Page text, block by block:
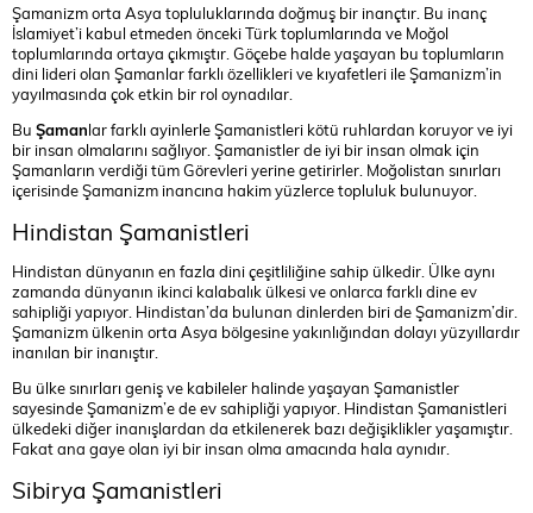
Şamanizm orta Asya topluluklarında doğmuş bir inançtır. Bu inanç
İslamiyet’i kabul etmeden önceki Türk toplumlarında ve Moğol
toplumlarında ortaya çıkmıştır. Göçebe halde yaşayan bu toplumların
dini lideri olan Şamanlar farklı özellikleri ve kıyafetleri ile Şamanizm’in
yayılmasında çok etkin bir rol oynadılar.
Bu Şamanlar farklı ayinlerle Şamanistleri kötü ruhlardan koruyor ve iyi
bir insan olmalarını sağlıyor. Şamanistler de iyi bir insan olmak için
Şamanların verdiği tüm Görevleri yerine getirirler. Moğolistan sınırları
içerisinde Şamanizm inancına hakim yüzlerce topluluk bulunuyor.
Hindistan Şamanistleri
Hindistan dünyanın en fazla dini çeşitliliğine sahip ülkedir. Ülke aynı
zamanda dünyanın ikinci kalabalık ülkesi ve onlarca farklı dine ev
sahipliği yapıyor. Hindistan’da bulunan dinlerden biri de Şamanizm’dir.
Şamanizm ülkenin orta Asya bölgesine yakınlığından dolayı yüzyıllardır
inanılan bir inanıştır.
Bu ülke sınırları geniş ve kabileler halinde yaşayan Şamanistler
sayesinde Şamanizm’e de ev sahipliği yapıyor. Hindistan Şamanistleri
ülkedeki diğer inanışlardan da etkilenerek bazı değişiklikler yaşamıştır.
Fakat ana gaye olan iyi bir insan olma amacında hala aynıdır.
Sibirya Şamanistleri